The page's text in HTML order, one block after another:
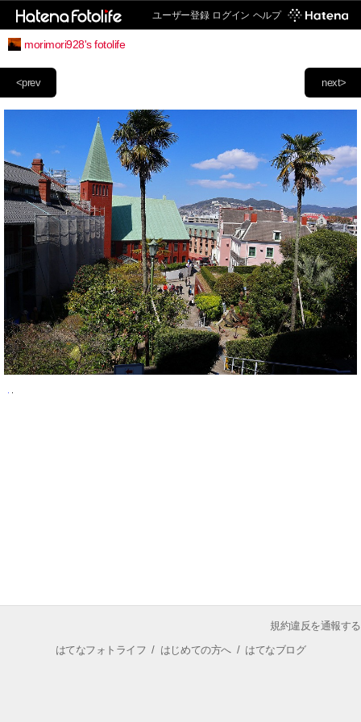
ユーザー登録 ログイン ヘルプ
morimori928's fotolife
next>
<prev
規約違反を通報する
はてなフォトライフ / はじめての方へ/ はてなブログ